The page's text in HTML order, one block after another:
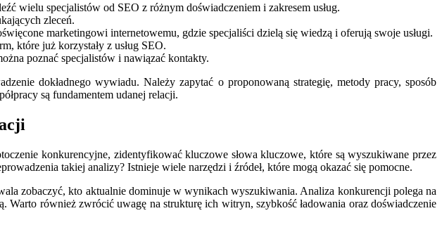
wielu specjalistów od SEO z różnym doświadczeniem i zakresem usług.
zleceń.
marketingowi internetowemu, gdzie specjaliści dzielą się wiedzą i oferują swoje usługi.
które już korzystały z usług SEO.
poznać specjalistów i nawiązać kontakty.
dokładnego wywiadu. Należy zapytać o proponowaną strategię, metody pracy, sposób
są fundamentem udanej relacji.
konkurencyjne, zidentyfikować kluczowe słowa kluczowe, które są wyszukiwane przez
takiej analizy? Istnieje wiele narzędzi i źródeł, które mogą okazać się pomocne.
zobaczyć, kto aktualnie dominuje w wynikach wyszukiwania. Analiza konkurencji polega na
również zwrócić uwagę na strukturę ich witryn, szybkość ładowania oraz doświadczenie